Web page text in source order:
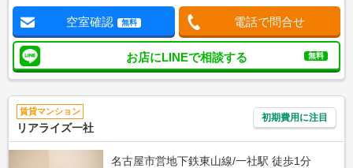
空室確認 無料 電話で問合せ
お店にLINEで相談する 無料
賃貸マンション
リアライズ一社
初期費用に注目
名古屋市営地下鉄東山線/一社駅 徒歩1分